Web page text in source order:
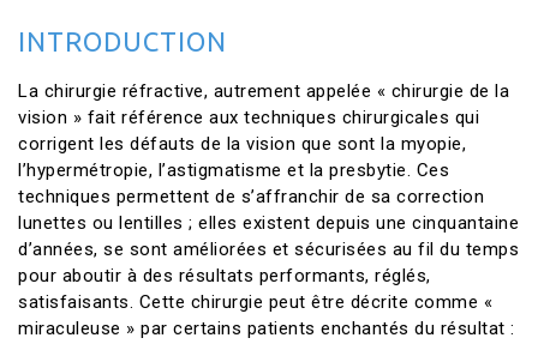
INTRODUCTION
La chirurgie réfractive, autrement appelée « chirurgie de la
vision » fait référence aux techniques chirurgicales qui
corrigent les défauts de la vision que sont la myopie,
l’hypermétropie, l’astigmatisme et la presbytie. Ces
techniques permettent de s’affranchir de sa correction
lunettes ou lentilles ; elles existent depuis une cinquantaine
d’années, se sont améliorées et sécurisées au fil du temps
pour aboutir à des résultats performants, réglés,
satisfaisants. Cette chirurgie peut être décrite comme «
miraculeuse » par certains patients enchantés du résultat :